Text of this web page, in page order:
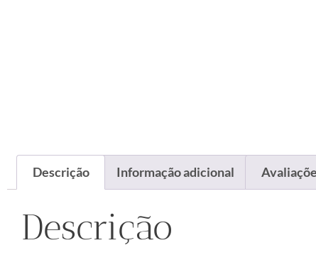
Descrição Informação adicional
Descrição